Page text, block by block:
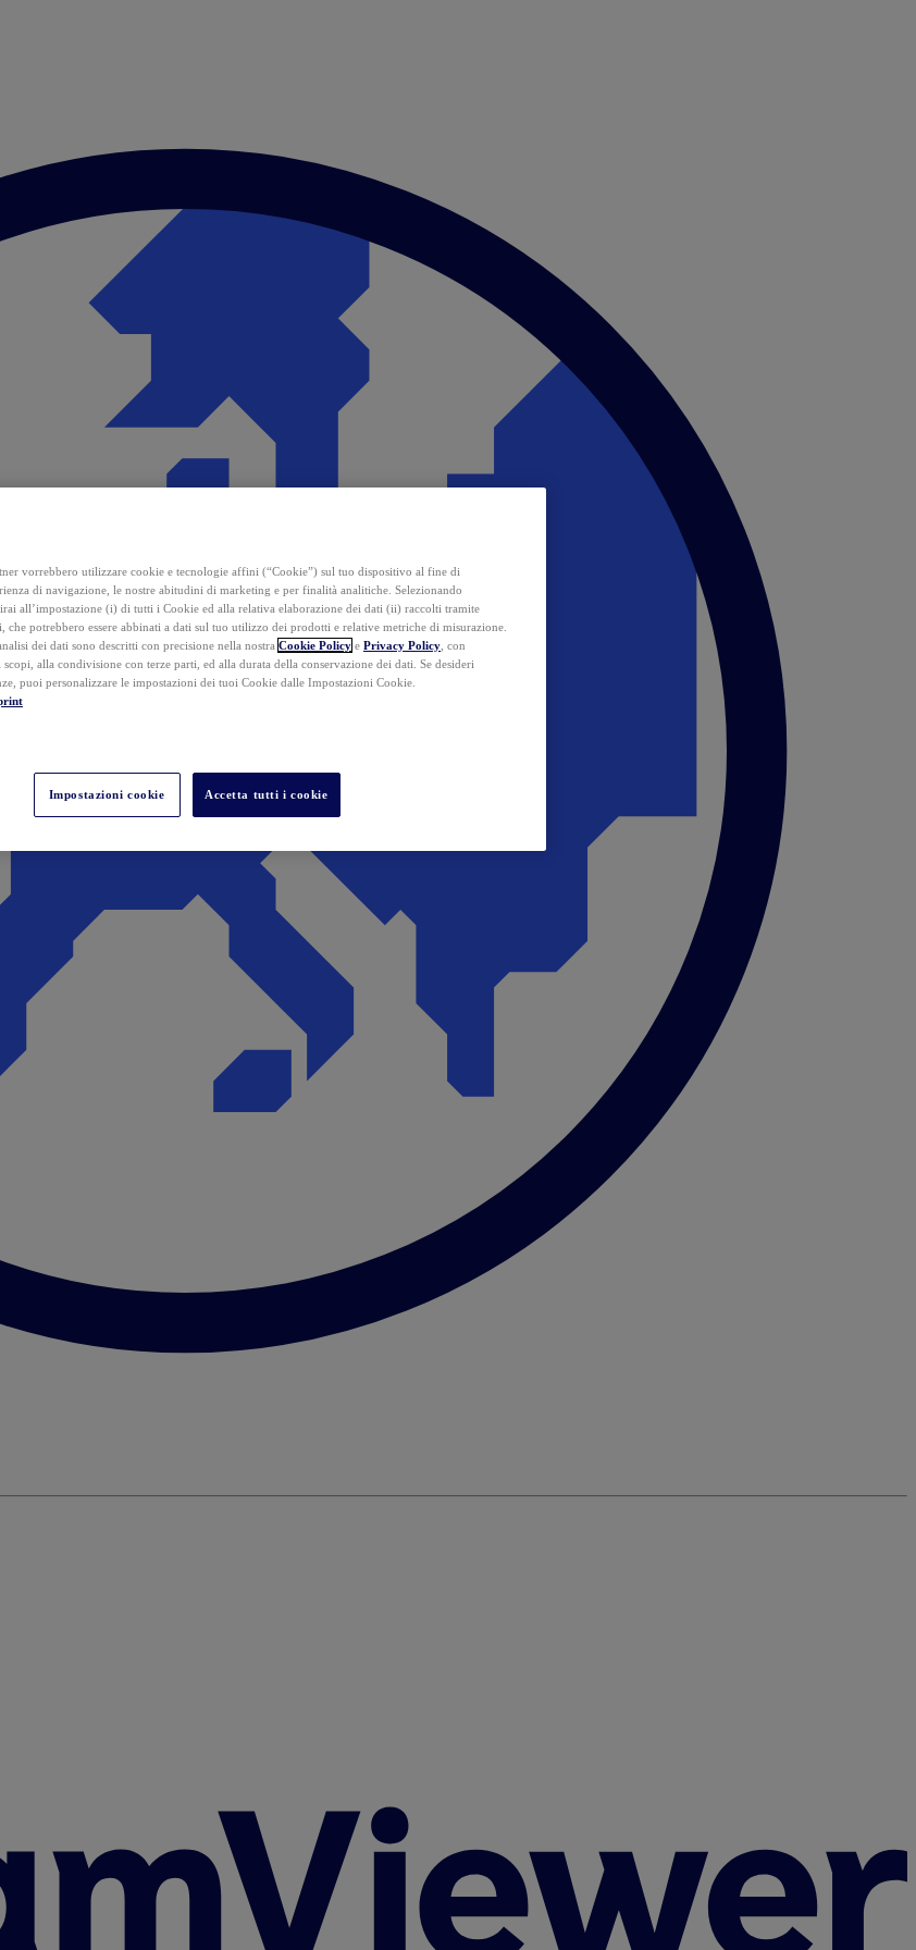
vorrebbero utilizzare cookie e tecnologie affini (“Cookie”) sul tuo dispositivo al fine di
di navigazione, le nostre abitudini di marketing e per finalità analitiche. Selezionando
all’impostazione (i) di tutti i Cookie ed alla relativa elaborazione dei dati (ii) raccolti tramite
che potrebbero essere abbinati a dati sul tuo utilizzo dei prodotti e relative metriche di misurazione.
dei dati sono descritti con precisione nella nostra Cookie Policy e Privacy Policy , con
alla condivisione con terze parti, ed alla durata della conservazione dei dati. Se desideri
puoi personalizzare le impostazioni dei tuoi Cookie dalle Impostazioni Cookie.
Impostazioni cookie Accetta tutti i cookie